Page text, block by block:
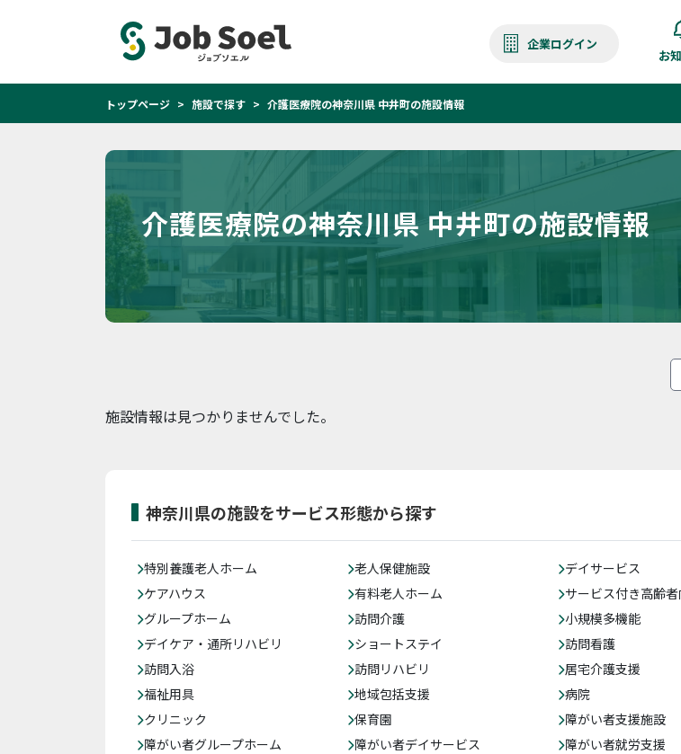
企業ログイン
お
トップページ 施設で探す 介護医療院の神奈川県 中井町の施設情報
介護医療院の神奈川県 中井町の施設情報
施設情報は見つかりませんでした。
神奈川県の施設をサービス形態から探す
特別養護老人ホーム 老人保健施設
デイサービス
ケアハウス
有料老人ホーム
サービス付き高齢
グループホーム
訪問介護
小規模多機能
デイケア・通所リハビリ
ショートステイ
訪問看護
訪問入浴
訪問リハビリ
居宅介護支援
福祉用具
地域包括支援
病院
クリニック
保育園
障がい者支援施設
障がい者グループホーム
障がい者デイサービス
障がい者就労支援